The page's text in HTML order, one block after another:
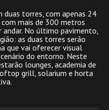
duas torres, com apenas 24
com mais de 300 metros
andar. No último pavimento,
as duas torres serão
que vai oferecer visual
do entorno. Neste
lounges, academia de
grill, solarium e horta